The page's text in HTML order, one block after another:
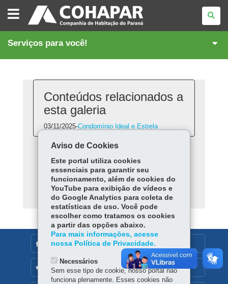
COMPANHIA
DE
HABITAÇÃO
DO
Serviços para você!
Conteúdos relacionados a
esta galeria
03/11/2025-Condomínio Ideal e Estrela
CONDOMÍNIO IDEAL
E ESTRELA
DENUNCIE CORRUPÇÃO
OUVIDORIA
Aviso de Cookies
Este portal utiliza cookies
essenciais para garantir seu
funcionamento, além de cookies do
YouTube para exibição de vídeos e
do Google Analytics para coleta de
estatísticas de uso. Você pode
escolher como tratamos os cookies
a partir das opções abaixo.
Para mais informações, acesse
nossa Política de Privacidade.
Necessários
Sem esse tipo de cookie, nosso portal não
funciona plenamente. Esses cookies não